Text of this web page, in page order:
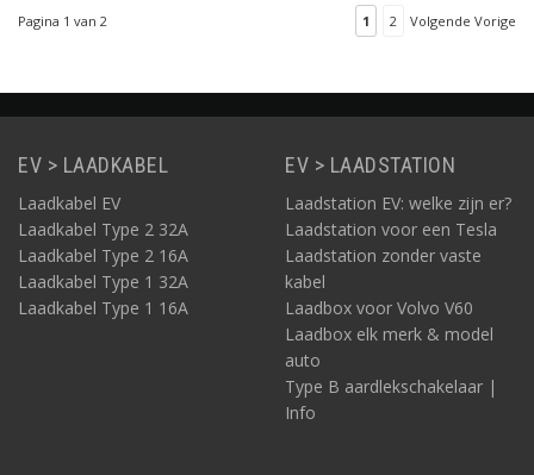
klaar voor gebruik. Deze
Pagina 1 van 2 1 2 Volgende Vorige
EV > LAADKABEL
Laadkabel EV
Laadkabel Type 2 32A
Laadkabel Type 2 16A
Laadkabel Type 1 32A
Laadkabel Type 1 16A
EV > LAADSTATION
Laadstation EV: welke zijn er?
Laadstation voor een Tesla
Laadstation zonder vaste
kabel
Laadbox voor Volvo V60
Laadbox elk merk & model
auto
Type B aardlekschakelaar |
Info